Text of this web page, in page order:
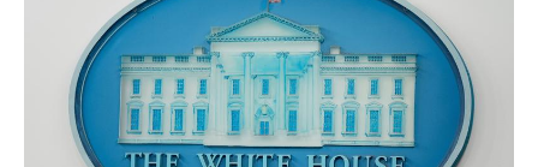
Audio-Archiv